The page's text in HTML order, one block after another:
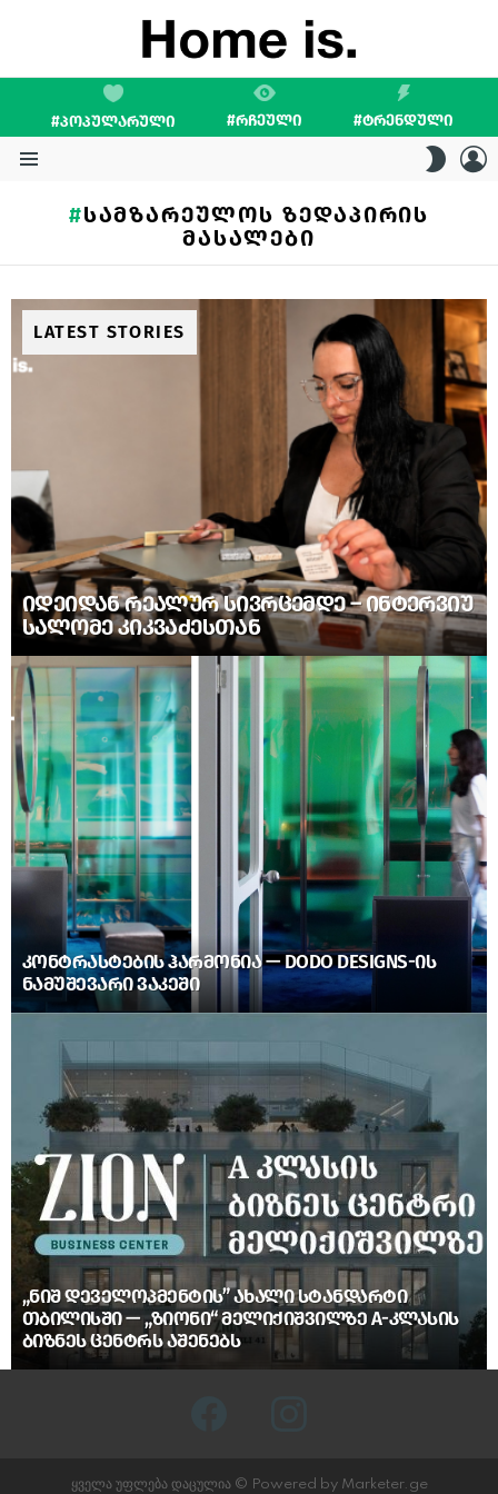
#ᲞᲝᲞᲣᲚᲐᲠᲣᲚᲘ #ᲠᲩᲔᲣᲚᲘ #ᲢᲠᲔᲜᲓᲣᲚᲘ
SKIN
ᲡᲐᲛᲖᲐᲠᲔᲣᲚᲝᲡ ᲖᲔᲓᲐᲞᲘᲠᲘᲡ
ᲛᲐᲡᲐᲚᲔᲑᲘ
LATEST STORIES
ᲘᲓᲔᲘᲓᲐᲜ ᲠᲔᲐᲚᲣᲠ ᲡᲘᲕᲠᲪᲔᲛᲓᲔ – ᲘᲜᲢᲔᲠᲕᲘᲣ
ᲡᲐᲚᲝᲛᲔ ᲙᲘᲙᲕᲐᲫᲔᲡᲗᲐᲜ
ᲙᲝᲜᲢᲠᲐᲡᲢᲔᲑᲘᲡ ᲰᲐᲠᲛᲝᲜᲘᲐ — DODO DESIGNS-ᲘᲡ
ᲜᲐᲛᲣᲨᲔᲕᲐᲠᲘ ᲕᲐᲙᲔᲨᲘ
„ᲜᲘᲨ ᲓᲔᲕᲔᲚᲝᲞᲛᲔᲜᲢᲘᲡ” ᲐᲮᲐᲚᲘ ᲡᲢᲐᲜᲓᲐᲠᲢᲘ
ᲗᲑᲘᲚᲘᲡᲨᲘ — „ᲖᲘᲝᲜᲘ“ ᲛᲔᲚᲘᲥᲘᲨᲕᲘᲚᲖᲔ A-ᲙᲚᲐᲡᲘᲡ
ᲑᲘᲖᲜᲔᲡ ᲪᲔᲜᲢᲠᲡ ᲐᲨᲔᲜᲔᲑᲡ
ყველა უფლება დაცულია © Powered by Marketer.ge